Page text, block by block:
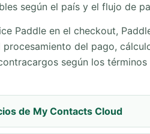
según el país y el flujo de
Paddle en el checkout,
procesamiento del pago,
según los
de My Contacts Cloud